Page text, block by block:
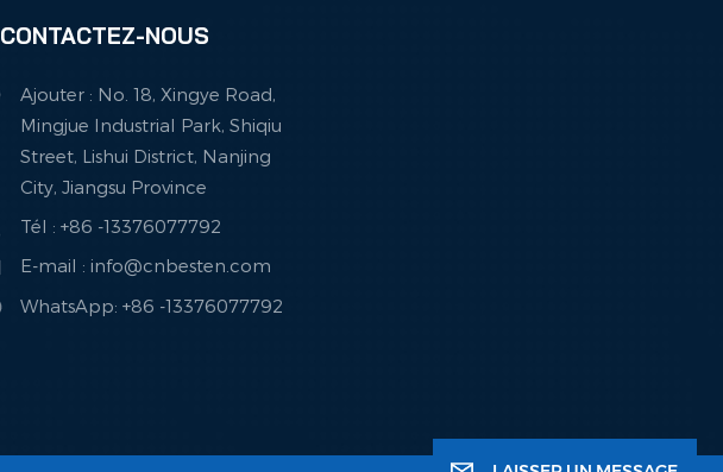
CONTACTEZ-NOUS
Ajouter : No. 18, Xingye Road,
Mingjue Industrial Park, Shiqiu
Street, Lishui District, Nanjing
City, Jiangsu Province
Tél : +86 -13376077792
E-mail : info@cnbesten.com
WhatsApp: +86 -13376077792